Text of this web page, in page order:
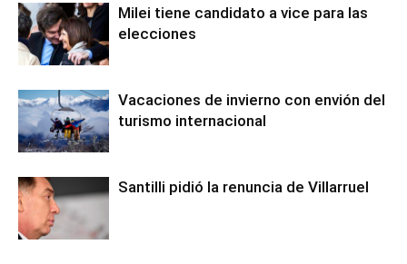
Milei tiene candidato a vice para las
elecciones
Vacaciones de invierno con envión del
turismo internacional
Santilli pidió la renuncia de Villarruel